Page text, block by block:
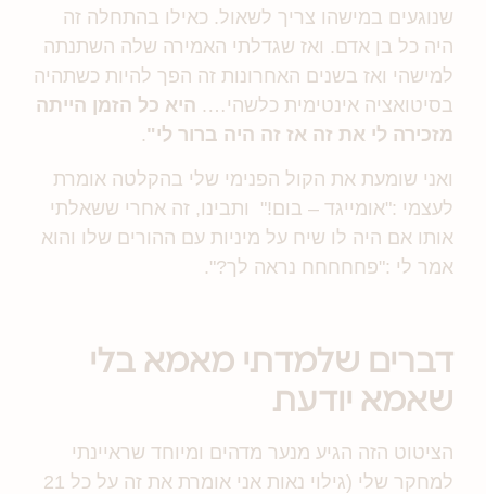
שנוגעים במישהו צריך לשאול. כאילו בהתחלה זה
היה כל בן אדם. ואז שגדלתי האמירה שלה השתנתה
למישהי ואז בשנים האחרונות זה הפך להיות כשתהיה
בסיטואציה אינטימית כלשהי…. היא כל הזמן הייתה
מזכירה לי את זה אז זה היה ברור לי".
ואני שומעת את הקול הפנימי שלי בהקלטה אומרת
לעצמי :"אומייגד – בום!" ותבינו, זה אחרי ששאלתי
אותו אם היה לו שיח על מיניות עם ההורים שלו והוא
אמר לי :"פחחחחח נראה לך?".
דברים שלמדתי מאמא בלי
שאמא יודעת
הציטוט הזה הגיע מנער מדהים ומיוחד שראיינתי
למחקר שלי (גילוי נאות אני אומרת את זה על כל 21